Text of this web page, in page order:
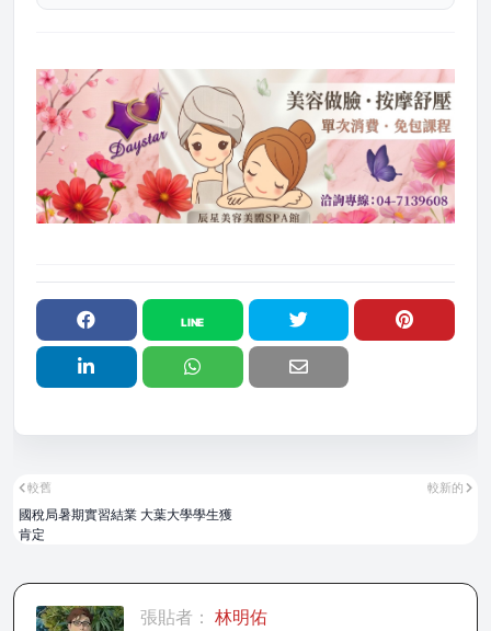
較新的
較舊
國稅局暑期實習結業 大葉大學學生獲
肯定
張貼者： 林明佑